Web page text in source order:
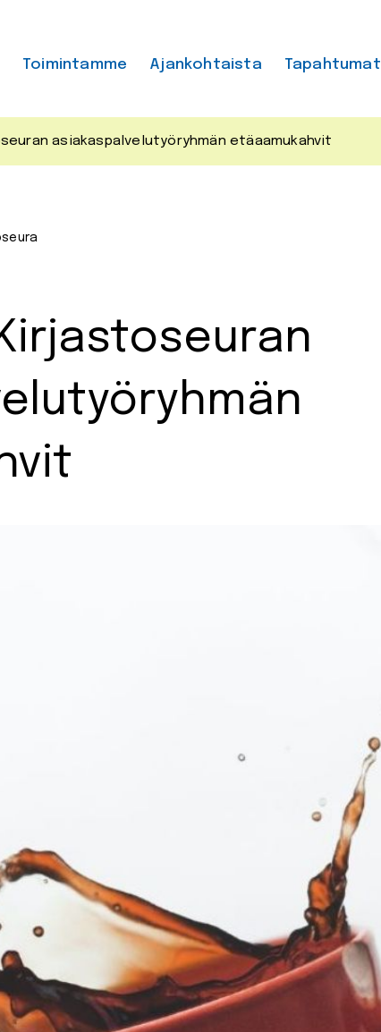
Toimintamme Ajankohtaista Tapahtumat
asiakaspalvelutyöryhmän etäaamukahvit